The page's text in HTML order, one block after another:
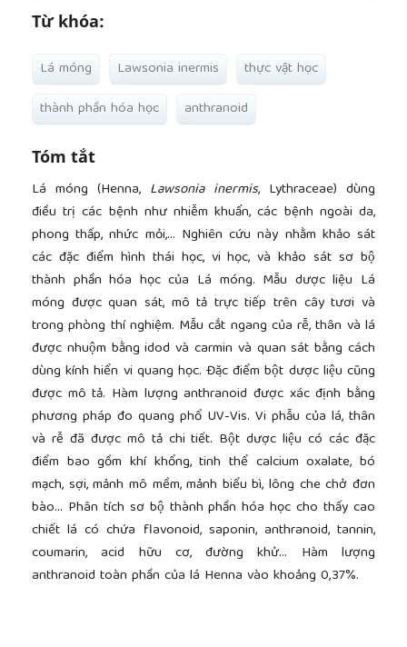
Từ khóa:
Lá móng Lawsonia inermis
thực vật học
thành phần hóa học
anthranoid
Tóm tắt
Lá móng (Henna, Lawsonia inermis, Lythraceae) dùng
điều trị các bệnh như nhiễm khuẩn, các bệnh ngoài da,
phong thấp, nhức mỏi,... Nghiên cứu này nhằm khảo sát
các đặc điểm hình thái học, vi học, và khảo sát sơ bộ
thành phần hóa học của Lá móng. Mẫu dược liệu Lá
móng được quan sát, mô tả trực tiếp trên cây tươi và
trong phòng thí nghiệm. Mẫu cắt ngang của rễ, thân và lá
được nhuộm bằng idod và carmin và quan sát bằng cách
dùng kính hiển vi quang học. Đặc điểm bột dược liệu cũng
được mô tả. Hàm lượng anthranoid được xác định bằng
phương pháp đo quang phổ UV-Vis. Vi phẫu của lá, thân
và rễ đã được mô tả chi tiết. Bột dược liệu có các đặc
điểm bao gồm khí khổng, tinh thể calcium oxalate, bó
mạch, sợi, mảnh mô mềm, mảnh biểu bì, lông che chở đơn
bào... Phân tích sơ bộ thành phần hóa học cho thấy cao
chiết lá có chứa flavonoid, saponin, anthranoid, tannin,
coumarin, acid hữu cơ, đường khử… Hàm lượng
anthranoid toàn phần của lá Henna vào khoảng 0,37%.